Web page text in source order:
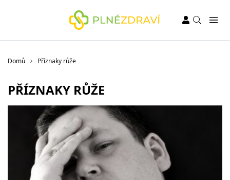
Domů Příznaky růže
PŘÍZNAKY RŮŽE